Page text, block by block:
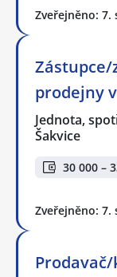
Zveřejněno: 7.
prodejny
Jednota,
Šakvice
30 000 –
Zveřejněno: 7.